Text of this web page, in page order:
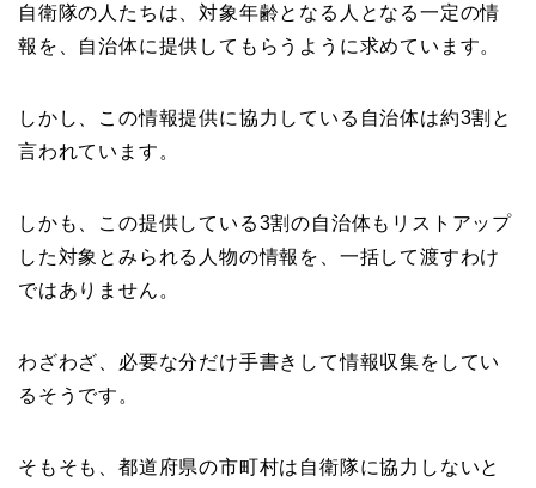
自衛隊の人たちは、対象年齢となる人となる一定の情
報を、自治体に提供してもらうように求めています。
しかし、この情報提供に協力している自治体は約3割と
言われています。
しかも、この提供している3割の自治体もリストアップ
した対象とみられる人物の情報を、一括して渡すわけ
ではありません。
わざわざ、必要な分だけ手書きして情報収集をしてい
るそうです。
そもそも、都道府県の市町村は自衛隊に協力しないと